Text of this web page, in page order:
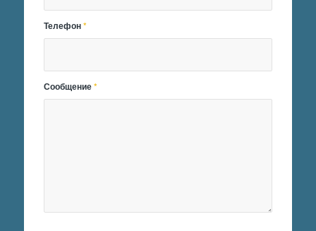
Телефон*
Сообщение*